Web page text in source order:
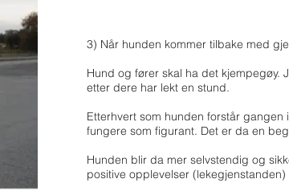
3) Når hunden kommer tilbake med
Hund og fører skal ha det kjempegøy.
etter dere har lekt en stund.
Etterhvert som hunden forstår gangen
fungere som figurant. Det er da en
Hunden blir da mer selvstendig og
positive opplevelser